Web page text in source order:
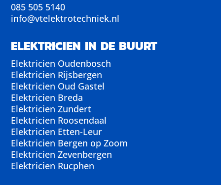
085 505 5140
info@vtelektrotechniek.nl
ELEKTRICIEN IN DE BUURT
Elektricien Oudenbosch
Elektricien Rijsbergen
Elektricien Oud Gastel
Elektricien Breda
Elektricien Zundert
Elektricien Roosendaal
Elektricien Etten-Leur
Elektricien Bergen op Zoom
Elektricien Zevenbergen
Elektricien Rucphen